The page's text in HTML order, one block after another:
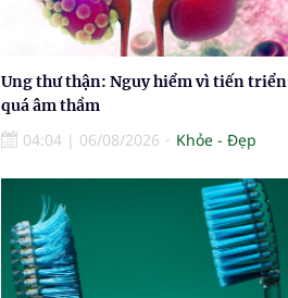
Ung thư thận: Nguy hiểm vì tiến triển
quá âm thầm
04:04 | 06/08/2026 Khỏe - Đẹp